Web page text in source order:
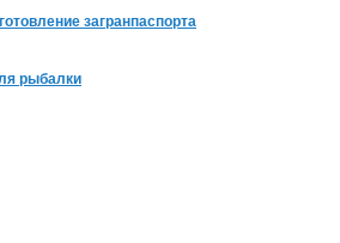
загранпаспорта
рыбалки